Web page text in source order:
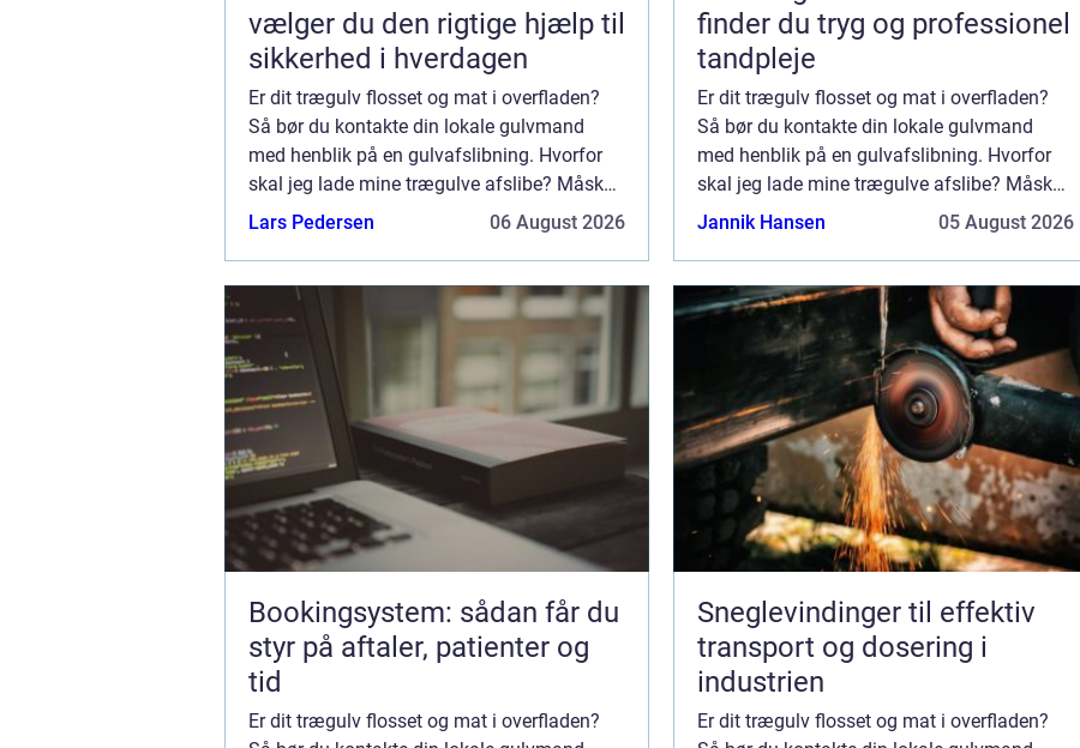
vælger du den rigtige hjælp til
sikkerhed i hverdagen
Er dit trægulv flosset og mat i overfladen?
Så bør du kontakte din lokale gulvmand
med henblik på en gulvafslibning. Hvorfor
skal jeg lade mine trægulve afslibe? Måske
tænker du at du lige så godt kan ...
Lars Pedersen 06 August 2026
finder du tryg og professionel
tandpleje
Er dit trægulv flosset og mat i overfladen?
Så bør du kontakte din lokale gulvmand
med henblik på en gulvafslibning. Hvorfor
skal jeg lade mine trægulve afslibe? Måske
tænker du at du lige så godt kan ...
Jannik Hansen 05 August 2026
Bookingsystem: sådan får du
styr på aftaler, patienter og
tid
Er dit trægulv flosset og mat i overfladen?
Sneglevindinger til effektiv
transport og dosering i
industrien
Er dit trægulv flosset og mat i overfladen?